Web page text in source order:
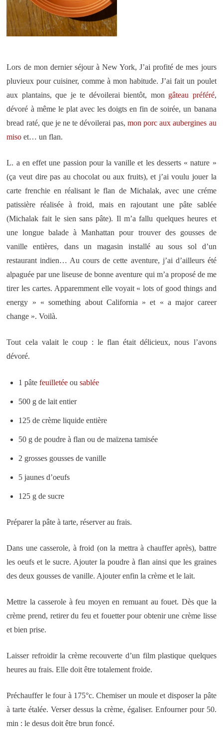
Lors de mon dernier séjour à New York, J’ai profité de mes jours
pluvieux pour cuisiner, comme à mon habitude. J’ai fait un poulet
aux plantains, que je te dévoilerai bientôt, mon gâteau préféré,
dévoré à même le plat avec les doigts en fin de soirée, un banana
bread raté, que je ne te dévoilerai pas, mon porc aux aubergines au
miso et… un flan.
L. a en effet une passion pour la vanille et les desserts « nature »
(ça veut dire pas au chocolat ou aux fruits), et j’ai voulu jouer la
carte frenchie en réalisant le flan de Michalak, avec une créme
patissière réalisée à froid, mais en rajoutant une pâte sablée
(Michalak fait le sien sans pâte). Il m’a fallu quelques heures et
une longue balade à Manhattan pour trouver des gousses de
vanille entières, dans un magasin installé au sous sol d’un
restaurant indien… Au cours de cette aventure, j’ai d’ailleurs été
alpaguée par une liseuse de bonne aventure qui m’a proposé de me
tirer les cartes. Apparemment elle voyait « lots of good things and
energy » « something about California » et « a major career
change ». Voilà.
Tout cela valait le coup : le flan était délicieux, nous l’avons
dévoré.
1 pâtefeuilletée ousablée
500 g de lait entier
125 de crème liquide entière
50 g de poudre à flan ou de maïzena tamisée
2 grosses gousses de vanille
5 jaunes d’oeufs
125 g de sucre
Préparer la pâte à tarte, réserver au frais.
Dans une casserole, à froid (on la mettra à chauffer après), battre
les oeufs et le sucre. Ajouter la poudre à flan ainsi que les graines
des deux gousses de vanille. Ajouter enfin la crème et le lait.
Mettre la casserole à feu moyen en remuant au fouet. Dès que la
crème prend, retirer du feu et fouetter pour obtenir une crème lisse
et bien prise.
Laisser refroidir la crème recouverte d’un film plastique quelques
heures au frais. Elle doit être totalement froide.
Préchauffer le four à 175°c. Chemiser un moule et disposer la pâte
à tarte étalée. Verser dessus la crème, égaliser. Enfourner pour 50.
min : le desus doit être brun foncé.